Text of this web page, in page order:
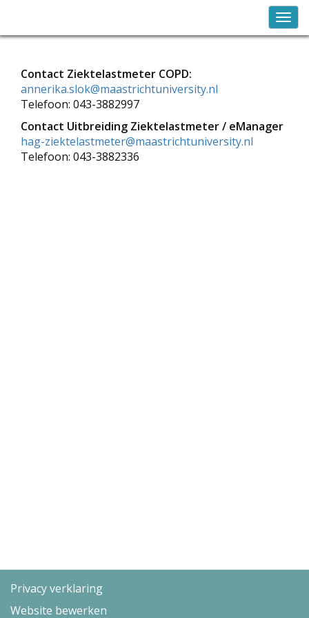
Contact Ziektelastmeter COPD:
annerika.slok@maastrichtuniversity.nl
Telefoon: 043-3882997
Contact Uitbreiding Ziektelastmeter / eManager
hag-ziektelastmeter@maastrichtuniversity.nl
Telefoon: 043-3882336
Privacy verklaring
Website bewerken